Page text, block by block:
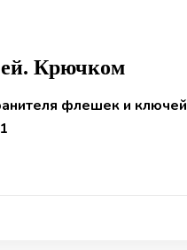
Крючком
флешек и ключей